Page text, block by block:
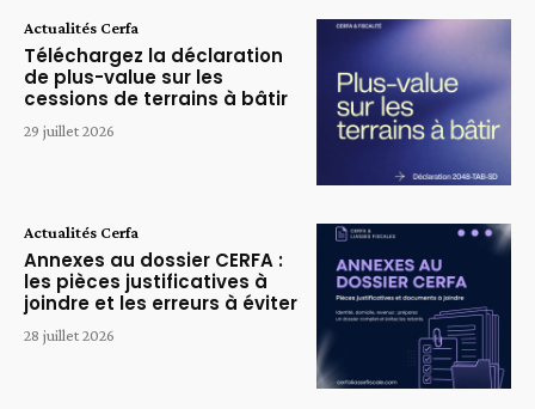
Actualités Cerfa
Téléchargez la déclaration
de plus-value sur les
cessions de terrains à bâtir
29 juillet 2026
Actualités Cerfa
Annexes au dossier CERFA :
les pièces justificatives à
joindre et les erreurs à éviter
28 juillet 2026